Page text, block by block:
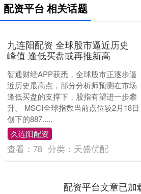
配资平台 相关话题
九连阳配资 全球股市逼近历史
峰值 逢低买盘或再推新高
智通财经APP获悉，全球股市正逐步逼
近历史最高点，部分分析师预测在市场
逢低买盘的支撑下，股指有望进一步攀
升。 MSCI全球指数当前点位较2月18日
创下的887.....
久连阳配资
查看：78 分类： 天盛优配
配资平台文章已加